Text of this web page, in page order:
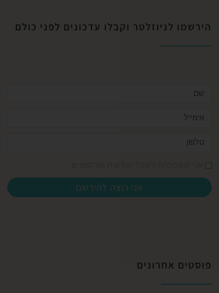
הירשמו לניוזלטר וקבלו עדכונים לפני כולם​
אני רוצה להירשם
פוסטים אחרונים